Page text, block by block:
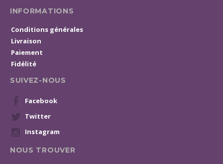
INFORMATIONS
Conditions générales
Livraison
Paiement
Fidélité
SUIVEZ-NOUS
Facebook
Twitter
Instagram
NOUS TROUVER